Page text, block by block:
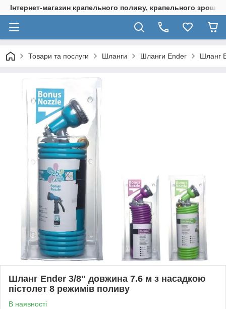
Інтернет-магазин крапельного поливу, крапельного
Товари та послуги Шланги Шланги Ender Шланг
Шланг Ender 3/8" довжина 7.6 м з насадкою
пістолет 8 режимів поливу
В наявності